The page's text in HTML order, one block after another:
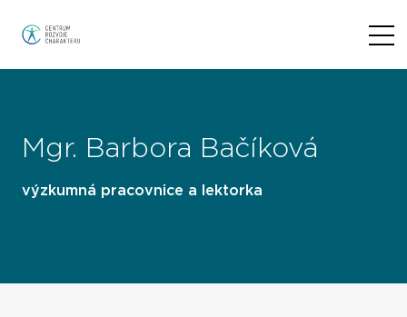
Mgr. Barbora Bačíková
výzkumná pracovnice a lektorka